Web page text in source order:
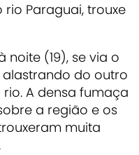
Paraguai, trouxe
noite (19), se via o
do outro
A densa fumaça
a região e os
muita